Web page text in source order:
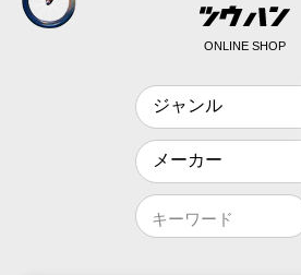
ONLINE SHOP
キーワード